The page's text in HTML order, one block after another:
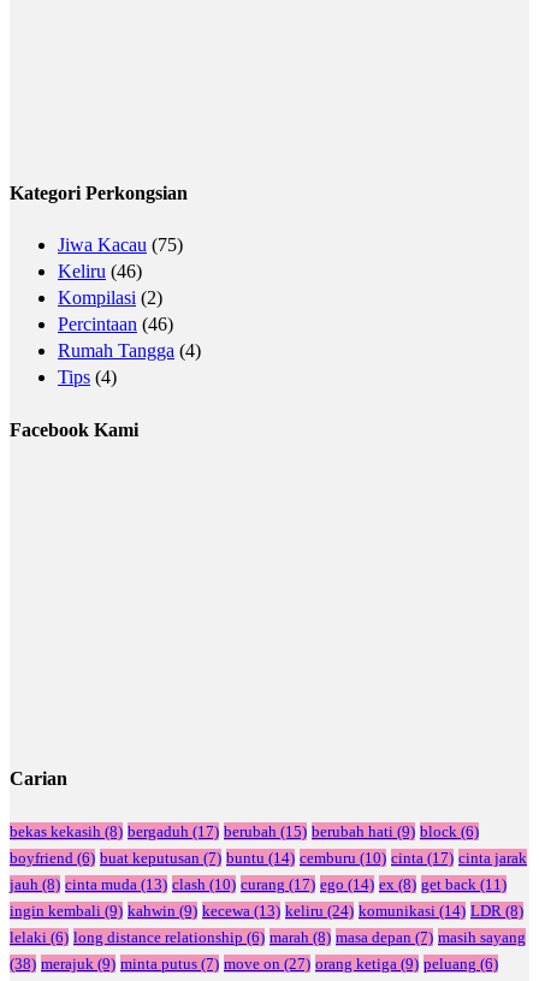
Kategori Perkongsian
Jiwa Kacau (75)
Keliru (46)
Kompilasi (2)
Percintaan (46)
Rumah Tangga (4)
Tips (4)
Facebook Kami
Carian
bekas kekasih (8) bergaduh (17) berubah (15) berubah hati (9) block (6)
boyfriend (6) buat keputusan (7) buntu (14) cemburu (10) cinta (17) cinta jarak
jauh (8) cinta muda (13) clash (10) curang (17) ego (14) ex (8) get back (11)
ingin kembali (9) kahwin (9) kecewa (13) keliru (24) komunikasi (14) LDR (8)
lelaki (6) long distance relationship (6) marah (8) masa depan (7) masih sayang
(38) merajuk (9) minta putus (7) move on (27) orang ketiga (9) peluang (6)